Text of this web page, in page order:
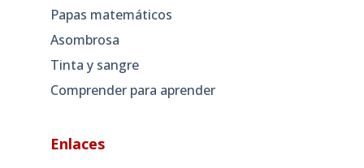
Papas matemáticos
Asombrosa
Tinta y sangre
Comprender para aprender
Enlaces